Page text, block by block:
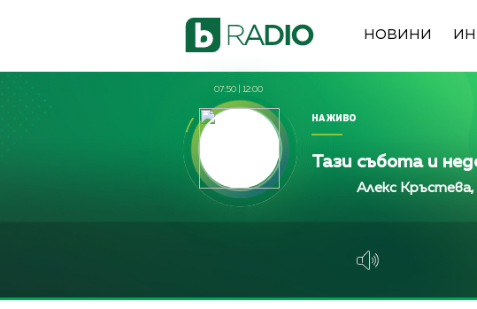
НОВИНИ
07:50 12:00
НА ЖИВО
Тази събота и
Алекс Кръстева, Жени